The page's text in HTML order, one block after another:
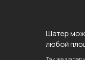
Шатер
любой